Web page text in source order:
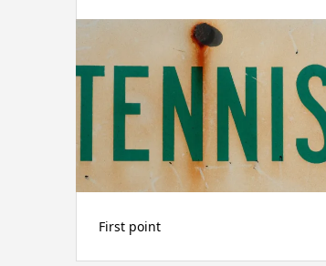
First point